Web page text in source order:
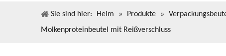
Sie sind hier: Heim » Produkte »
Molkenproteinbeutel mit Reißverschluss